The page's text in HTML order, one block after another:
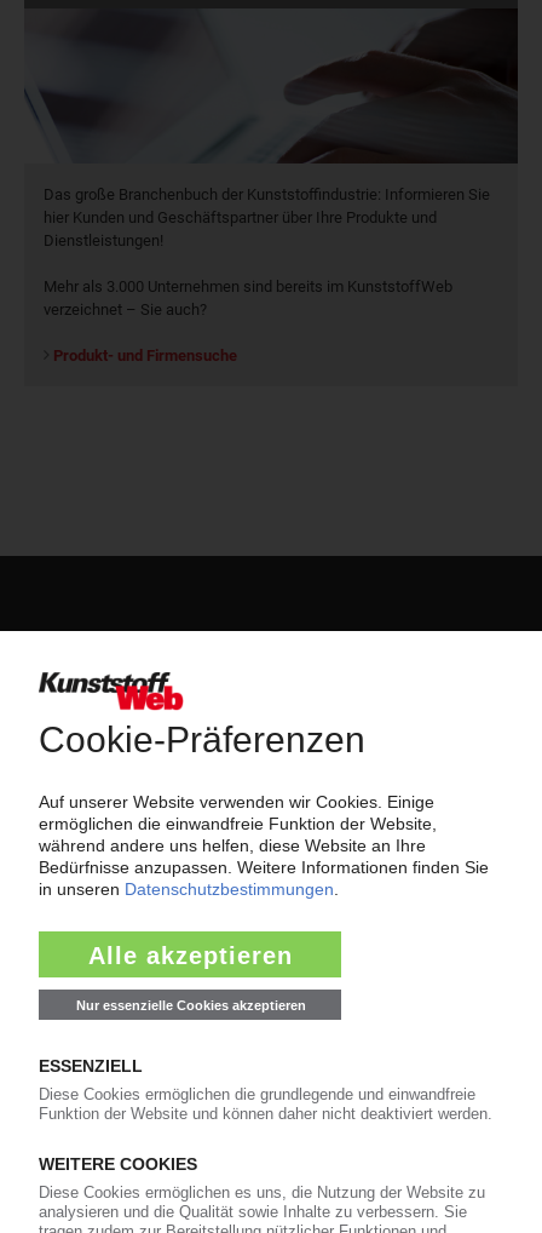
Das große Branchenbuch der Kunststoffindustrie: Informieren Sie
hier Kunden und Geschäftspartner über Ihre Produkte und
Dienstleistungen!
Mehr als 3.000 Unternehmen sind bereits im KunststoffWeb
verzeichnet – Sie auch?
Produkt- und Firmensuche
Als einer der Internet-Pioniere der Kunststoffindustrie
versorgt das KunststoffWeb bereits seit 1996 die Fach-
und Führungskräfte der Branche mit täglichen
der Berichterstattung ist dabei die Preisentwicklung für
Kunststoffe sowie Märkte, Unternehmen, Produkte,
Material, Anwendungen und Verpackungen.
Bezugsquellen für den Einkauf sowie nützlichen Service-
Informationen wie Handelsnamen und Veranstaltungen.
Nachrichten
Alle Nachrichten
Branche
Technologie
Insolvenzen
Archiv